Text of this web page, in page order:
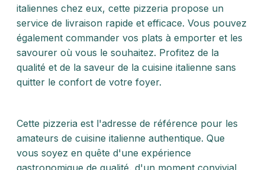
italiennes chez eux, cette pizzeria propose un
service de livraison rapide et efficace. Vous pouvez
également commander vos plats à emporter et les
savourer où vous le souhaitez. Profitez de la
qualité et de la saveur de la cuisine italienne sans
quitter le confort de votre foyer.
Cette pizzeria est l'adresse de référence pour les
amateurs de cuisine italienne authentique. Que
vous soyez en quête d'une expérience
gastronomique de qualité, d'un moment convivial